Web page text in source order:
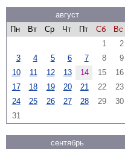
август
Пн
Вт Ср Чт Пт Сб
Вс
1
2
3
4 5 6 7 8
9
10
11 12 13 14 15
16
17
18 19 20 21 22
23
24
25 26 27 28 29
30
31
сентябрь